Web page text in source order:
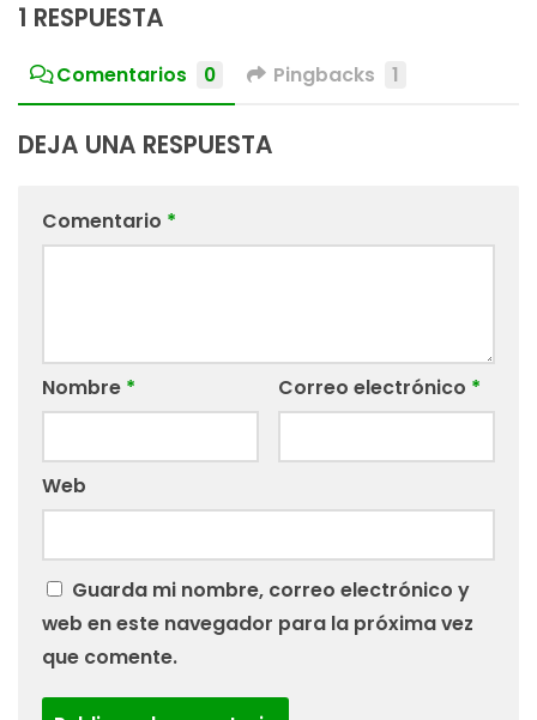
1 RESPUESTA
Comentarios 0 Pingbacks 1
DEJA UNA RESPUESTA
Comentario *
Nombre * Correo electrónico *
Web
Guarda mi nombre, correo electrónico y
web en este navegador para la próxima vez
que comente.